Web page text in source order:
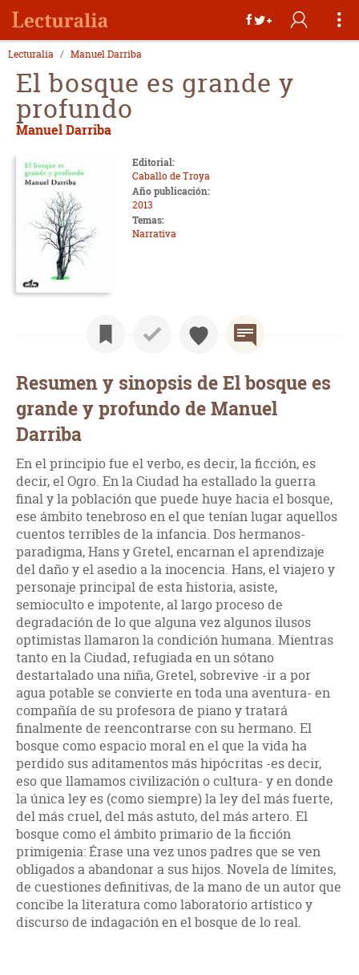
Lecturalia Manuel Darriba
El bosque es grande y
profundo
Manuel Darriba
Editorial:
Caballo de Troya
Año publicación:
2013
Temas:
Narrativa
Resumen y sinopsis de El bosque es
grande y profundo de Manuel
Darriba
En el principio fue el verbo, es decir, la ficción, es
decir, el Ogro. En la Ciudad ha estallado la guerra
final y la población que puede huye hacia el bosque,
ese ámbito tenebroso en el que tenían lugar aquellos
cuentos terribles de la infancia. Dos hermanos-
paradigma, Hans y Gretel, encarnan el aprendizaje
del daño y el asedio a la inocencia. Hans, el viajero y
personaje principal de esta historia, asiste,
semioculto e impotente, al largo proceso de
degradación de lo que alguna vez algunos ilusos
optimistas llamaron la condición humana. Mientras
tanto en la Ciudad, refugiada en un sótano
destartalado una niña, Gretel, sobrevive -ir a por
agua potable se convierte en toda una aventura- en
compañía de su profesora de piano y tratará
finalmente de reencontrarse con su hermano. El
bosque como espacio moral en el que la vida ha
perdido sus aditamentos más hipócritas -es decir,
eso que llamamos civilización o cultura- y en donde
la única ley es (como siempre) la ley del más fuerte,
del más cruel, del más astuto, del más artero. El
bosque como el ámbito primario de la ficción
primigenia: Érase una vez unos padres que se ven
obligados a abandonar a sus hijos. Novela de límites,
de cuestiones definitivas, de la mano de un autor que
concibe la literatura como laboratorio artístico y
discurso de indagación en el bosque de lo real.